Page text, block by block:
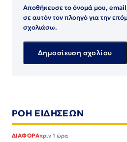
Αποθήκευσε το όνομά μου,
σε αυτόν τον πλοηγό για την
σχολιάσω.
ΡΟΗ ΕΙΔΗΣΕΩΝ
ΔΙΑΦΟΡΑπριν 1 ώρα